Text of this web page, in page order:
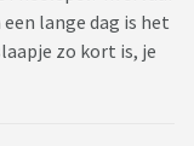
lange dag is het
zo kort is, je